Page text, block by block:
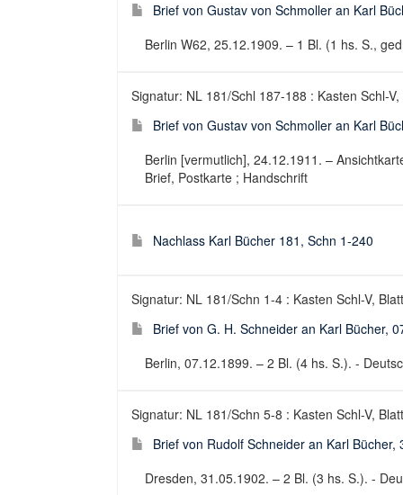
Brief von Gustav von Schmoller an Karl
Berlin W62, 25.12.1909. – 1 Bl. (1 hs. S.,
Signatur: NL 181/Schl 187-188 : Kasten Schl-
Brief von Gustav von Schmoller an Karl
Berlin [vermutlich], 24.12.1911. –
Brief, Postkarte ; Handschrift
Nachlass Karl Bücher 181, Schn 1-240
Signatur: NL 181/Schn 1-4 : Kasten Schl-V,
Brief von G. H. Schneider an Karl Bücher,
Berlin, 07.12.1899. – 2 Bl. (4 hs. S.). -
Signatur: NL 181/Schn 5-8 : Kasten Schl-V,
Brief von Rudolf Schneider an Karl Bücher,
Dresden, 31.05.1902. – 2 Bl. (3 hs. S.). -